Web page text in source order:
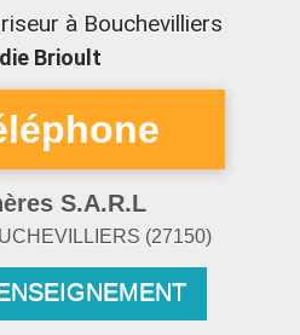
à Bouchevilliers
Brioult
S.A.R.L
(27150)